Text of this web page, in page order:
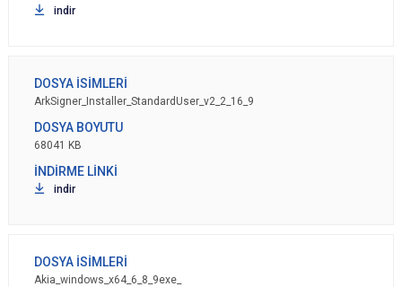
indir
ArkSigner_Installer_StandardUser_v2_2_16_9
68041 KB
indir
Akia_windows_x64_6_8_9exe_